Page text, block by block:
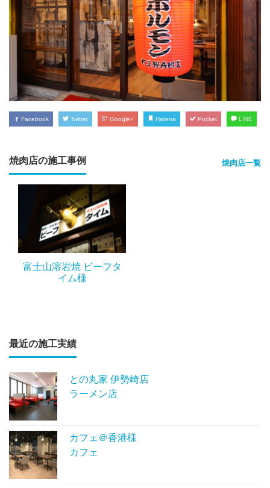
Facebook Twitter Google+ Hatena Pocket LINE
焼肉店の施工事例 焼肉店一覧
富士山溶岩焼 ビーフタ
イム様
最近の施工実績
との丸家 伊勢崎店
ラーメン店
カフェ＠香港様
カフェ